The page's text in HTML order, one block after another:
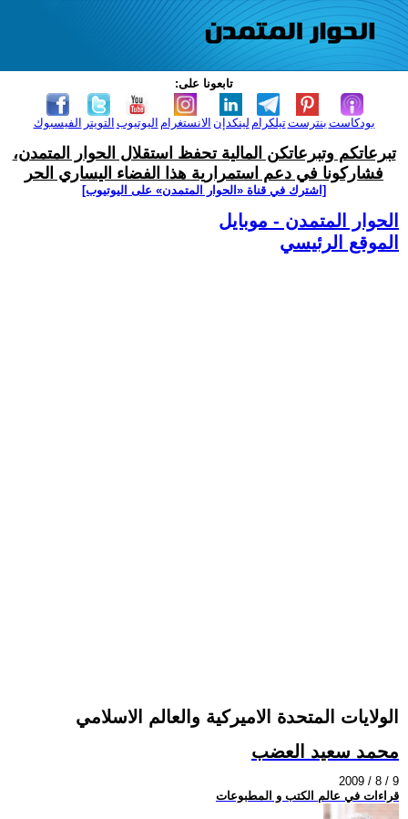
تابعونا على:
الفيسبوك التويتر اليوتيوب الانستغرام لينكدإن تيلكرامبنترست بودكاست
تبرعاتكم وتبرعاتكن المالية تحفظ استقلال الحوار المتمدن،
فشاركونا في دعم استمرارية هذا الفضاء اليساري الحر
[اشترك في قناة ‫«الحوار المتمدن» على اليوتيوب]
الحوار المتمدن - موبايل
الموقع الرئيسي
الولايات المتحدة الاميركية والعالم الاسلامي
محمد سعيد العضب
2009 / 8 / 9
قراءات في عالم الكتب و المطبوعات